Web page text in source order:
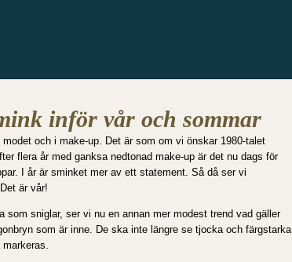
inför vår och sommar
och i make-up. Det är som om vi önskar 1980-talet
flera år med ganksa nedtonad make-up är det nu dags för
I år är sminket mer av ett statement. Så då ser vi
är vår!
som sniglar, ser vi nu en annan mer modest trend vad gäller
som är inne. De ska inte längre se tjocka och färgstarka